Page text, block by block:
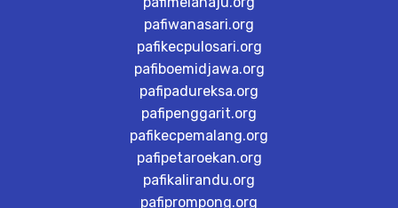
pafiwanasari.org
pafikecpulosari.org
pafiboemidjawa.org
pafipadureksa.org
pafipenggarit.org
pafikecpemalang.org
pafipetaroekan.org
pafikalirandu.org
pafiprompong.org